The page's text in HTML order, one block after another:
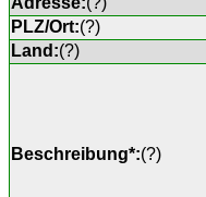
PLZ/Ort:(?)
Land:(?)
Beschreibung*:(?)